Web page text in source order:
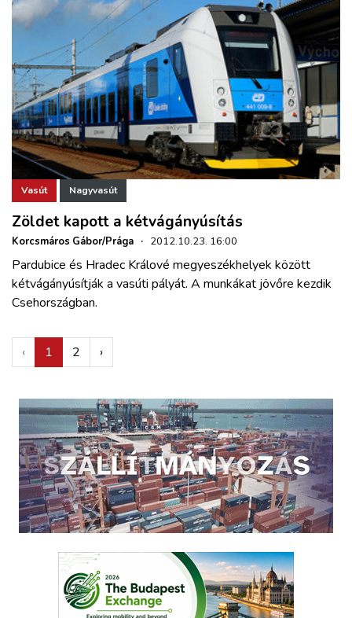
Vasút Nagyvasút
Zöldet kapott a kétvágányúsítás
Korcsmáros Gábor/Prága · 2012.10.23. 16:00
Pardubice és Hradec Králové megyeszékhelyek között
kétvágányúsítják a vasúti pályát. A munkákat jövőre kezdik
Csehországban.
‹ 1 2 ›